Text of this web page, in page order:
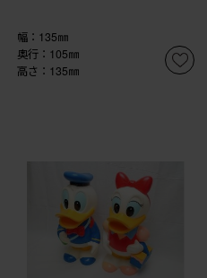
幅：135㎜
奥行：105㎜
高さ：135㎜